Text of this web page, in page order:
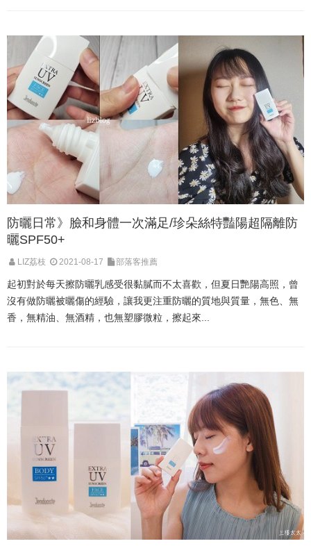
防曬日常》臉和身體一次滿足/珍朵絲特豔陽超隔離防
曬SPF50+
LIZ荔枝 2021-08-17 部落客推薦
起初對於每天擦防曬乳感受很黏膩而不太喜歡，但夏日艷陽高照，曾
沒有做防曬被曬傷的經驗，讓我更注重防曬的質地與質量，無色、無
香，無精油、無酒精，也無塑膠微粒，擦起來...